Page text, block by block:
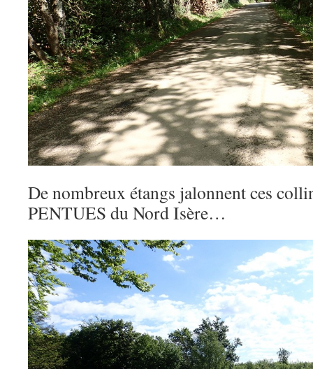
De nombreux étangs jalonnent ces
PENTUES du Nord Isère…